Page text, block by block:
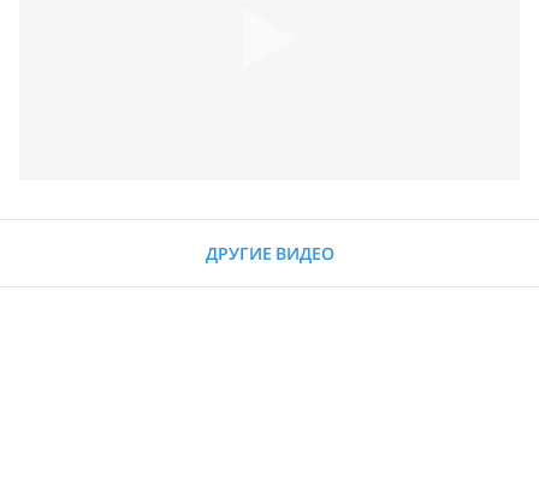
ДРУГИЕ ВИДЕО